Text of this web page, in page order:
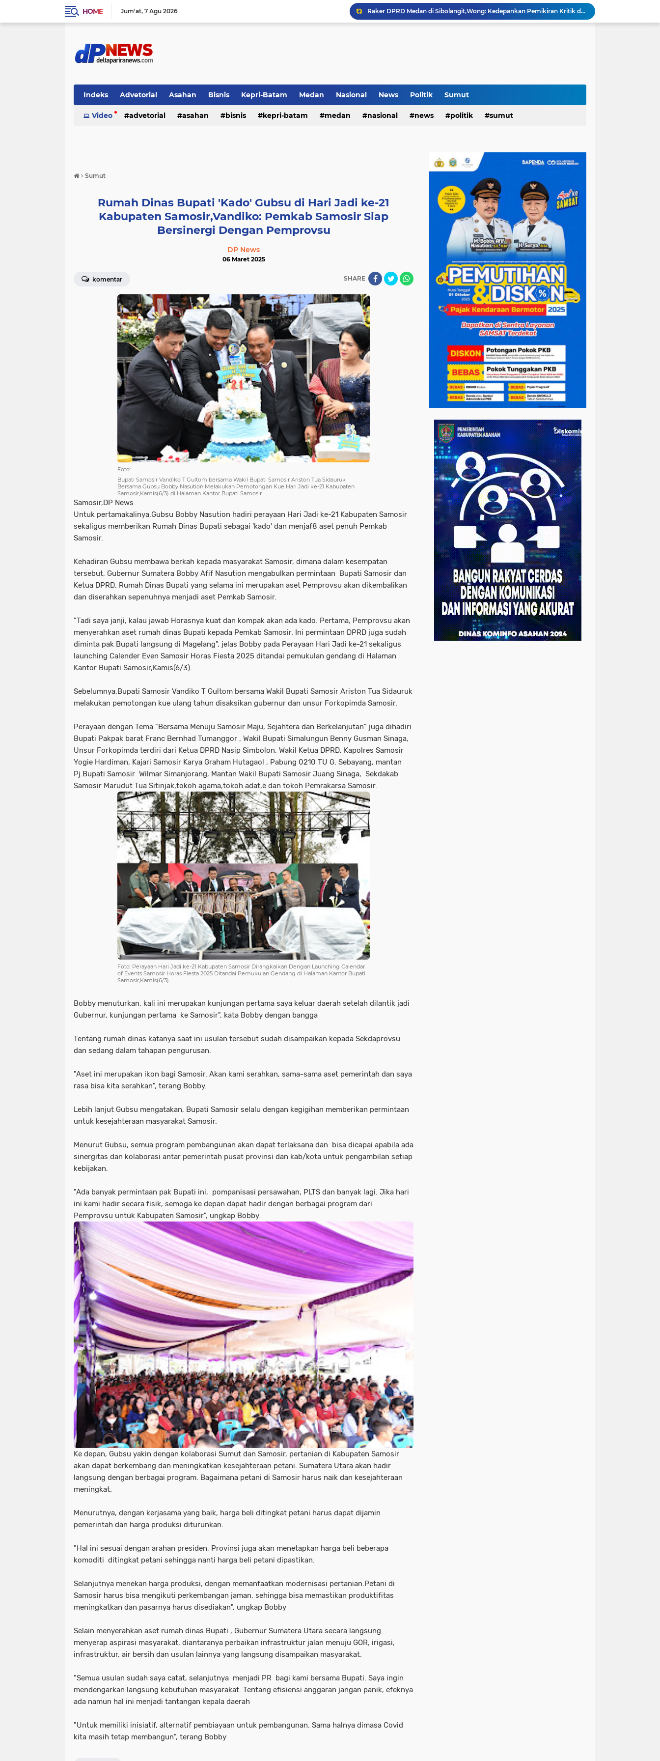
HOME Jum'at 7 Agu 2026
Rico Hunjuk Kepala Inspektorat Erfin Fachrur Razi Sebagai Plh Sekda Medan: Mantan Pejabat Sergai...
Hari Pertama,128.331 Orang Pendaftar Upacara Peringatan HUT ke-81 Kemerdekaan RI
Airin Gandeng 4 Desainer di Indonesian Fashion Week...
Indeks Advetorial Asahan Bisnis Kepri-Batam Medan Nasional News Politik Sumut
Video advetorial asahan bisnis kepri-batam medan nasional news politik sumut
› Sumut
Rumah Dinas Bupati 'Kado' Gubsu di Hari Jadi ke-21
Kabupaten Samosir,Vandiko: Pemkab Samosir Siap
Bersinergi Dengan Pemprovsu
DP News
06 Maret 2025
komentar SHARE
Foto:
Bupati Samosir Vandiko T Gultom bersama Wakil Bupati Samosir Ariston Tua Sidauruk
Bersama Gubsu Bobby Nasution Melakukan Pemotongan Kue Hari Jadi ke-21 Kabupaten
Samosir,Kamis(6/3) di Halaman Kantor Bupati Samosir
Samosir,DP News
Untuk pertamakalinya,Gubsu Bobby Nasution hadiri perayaan Hari Jadi ke-21 Kabupaten Samosir
sekaligus memberikan Rumah Dinas Bupati sebagai 'kado' dan menjaf8 aset penuh Pemkab
Samosir.
Kehadiran Gubsu membawa berkah kepada masyarakat Samosir, dimana dalam kesempatan
tersebut, Gubernur Sumatera Bobby Afif Nasution mengabulkan permintaan Bupati Samosir dan
Ketua DPRD. Rumah Dinas Bupati yang selama ini merupakan aset Pemprovsu akan dikembalikan
dan diserahkan sepenuhnya menjadi aset Pemkab Samosir.
"Tadi saya janji, kalau jawab Horasnya kuat dan kompak akan ada kado. Pertama, Pemprovsu akan
menyerahkan aset rumah dinas Bupati kepada Pemkab Samosir. Ini permintaan DPRD juga sudah
diminta pak Bupati langsung di Magelang", jelas Bobby pada Perayaan Hari Jadi ke-21 sekaligus
launching Calender Even Samosir Horas Fiesta 2025 ditandai pemukulan gendang di Halaman
Kantor Bupati Samosir,Kamis(6/3).
Sebelumnya,Bupati Samosir Vandiko T Gultom bersama Wakil Bupati Samosir Ariston Tua Sidauruk
melakukan pemotongan kue ulang tahun disaksikan gubernur dan unsur Forkopimda Samosir.
Perayaan dengan Tema "Bersama Menuju Samosir Maju, Sejahtera dan Berkelanjutan" juga dihadiri
Bupati Pakpak barat Franc Bernhad Tumanggor , Wakil Bupati Simalungun Benny Gusman Sinaga,
Unsur Forkopimda terdiri dari Ketua DPRD Nasip Simbolon, Wakil Ketua DPRD, Kapolres Samosir
Yogie Hardiman, Kajari Samosir Karya Graham Hutagaol , Pabung 0210 TU G. Sebayang, mantan
Pj.Bupati Samosir Wilmar Simanjorang, Mantan Wakil Bupati Samosir Juang Sinaga, Sekdakab
Samosir Marudut Tua Sitinjak,tokoh agama,tokoh adat,ë dan tokoh Pemrakarsa Samosir.
Foto: Perayaan Hari Jadi ke-21 Kabupaten Samosir Dirangkaikan Dengan Launching Calendar
of Events Samosir Horas Fiesta 2025 Ditandai Pemukulan Gendang di Halaman Kantor Bupati
Samosir,Kamis(6/3).
Bobby menuturkan, kali ini merupakan kunjungan pertama saya keluar daerah setelah dilantik jadi
Gubernur, kunjungan pertama ke Samosir", kata Bobby dengan bangga
Tentang rumah dinas katanya saat ini usulan tersebut sudah disampaikan kepada Sekdaprovsu
dan sedang dalam tahapan pengurusan.
"Aset ini merupakan ikon bagi Samosir. Akan kami serahkan, sama-sama aset pemerintah dan saya
rasa bisa kita serahkan", terang Bobby.
Lebih lanjut Gubsu mengatakan, Bupati Samosir selalu dengan kegigihan memberikan permintaan
untuk kesejahteraan masyarakat Samosir.
Menurut Gubsu, semua program pembangunan akan dapat terlaksana dan bisa dicapai apabila ada
sinergitas dan kolaborasi antar pemerintah pusat provinsi dan kab/kota untuk pengambilan setiap
kebijakan.
"Ada banyak permintaan pak Bupati ini, pompanisasi persawahan, PLTS dan banyak lagi. Jika hari
ini kami hadir secara fisik, semoga ke depan dapat hadir dengan berbagai program dari
Pemprovsu untuk Kabupaten Samosir", ungkap Bobby
Ke depan, Gubsu yakin dengan kolaborasi Sumut dan Samosir, pertanian di Kabupaten Samosir
akan dapat berkembang dan meningkatkan kesejahteraan petani. Sumatera Utara akan hadir
langsung dengan berbagai program. Bagaimana petani di Samosir harus naik dan kesejahteraan
meningkat.
Menurutnya, dengan kerjasama yang baik, harga beli ditingkat petani harus dapat dijamin
pemerintah dan harga produksi diturunkan.
"Hal ini sesuai dengan arahan presiden, Provinsi juga akan menetapkan harga beli beberapa
komoditi ditingkat petani sehingga nanti harga beli petani dipastikan.
Selanjutnya menekan harga produksi, dengan memanfaatkan modernisasi pertanian.Petani di
Samosir harus bisa mengikuti perkembangan jaman, sehingga bisa memastikan produktifitas
meningkatkan dan pasarnya harus disediakan", ungkap Bobby
Selain menyerahkan aset rumah dinas Bupati , Gubernur Sumatera Utara secara langsung
menyerap aspirasi masyarakat, diantaranya perbaikan infrastruktur jalan menuju GOR, irigasi,
infrastruktur, air bersih dan usulan lainnya yang langsung disampaikan masyarakat.
"Semua usulan sudah saya catat, selanjutnya menjadi PR bagi kami bersama Bupati. Saya ingin
mendengarkan langsung kebutuhan masyarakat. Tentang efisiensi anggaran jangan panik, efeknya
ada namun hal ini menjadi tantangan kepala daerah
"Untuk memiliki inisiatif, alternatif pembiayaan untuk pembangunan. Sama halnya dimasa Covid
kita masih tetap membangun", terang Bobby